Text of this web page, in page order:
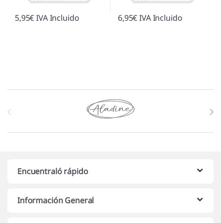
5,95€IVA Incluido 6,95€IVA Incluido
Marcas De Carrusel
Encuentraló rápido
Información General